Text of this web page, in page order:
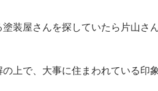
塗装屋さんを探していたら片山
上で、大事に住まわれている印象